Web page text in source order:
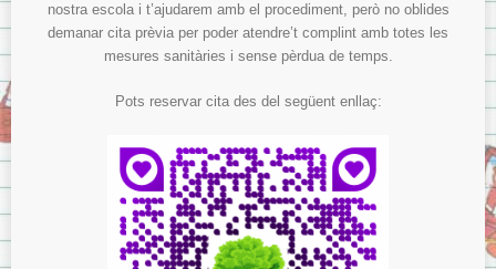
nostra escola i t’ajudarem amb el procediment, però no oblides
demanar cita prèvia per poder atendre’t complint amb totes les
mesures sanitàries i sense pèrdua de temps.
Pots reservar cita des del següent enllaç: